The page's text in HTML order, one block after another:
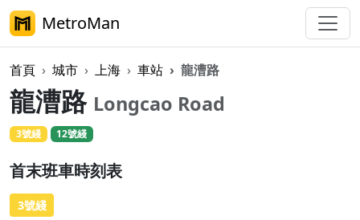
MetroMan
首頁 城市 上海 車站 龍漕路
龍漕路 Longcao Road
3號綫 12號綫
首末班車時刻表
3號綫